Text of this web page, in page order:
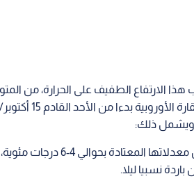
الارتفاع الطفيف على الحرارة، من
المنطقة كتلة هوائية باردة
ويشمل ذلك:
- انخفاض ملموس على درجات الحرارة لتصبح أقل من
نسبيا ليلا.